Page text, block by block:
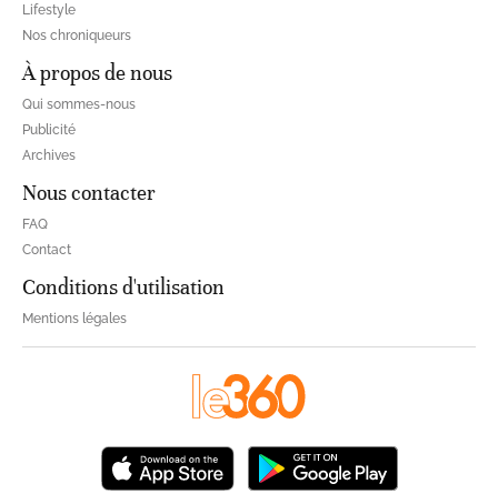
Lifestyle
Nos chroniqueurs
À propos de nous
Qui sommes-nous
Publicité
Archives
Nous contacter
FAQ
Contact
Conditions d'utilisation
Mentions légales